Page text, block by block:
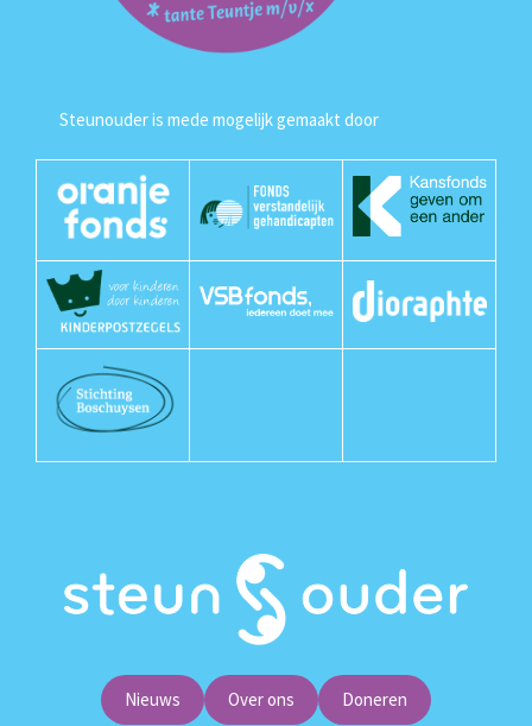
Steunouder is mede mogelijk gemaakt door
Nieuws Over ons Doneren